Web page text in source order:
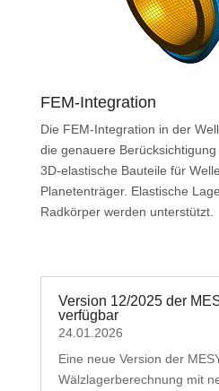
FEM-Integration
Die FEM-Integration in der
die genauere
3D-elastische Bauteile für
Planetenträger. Elastische
Radkörper werden unterstützt.
Version 12/2025 der
verfügbar
24.01.2026
Eine neue Version der
Wälzlagerberechnung mit